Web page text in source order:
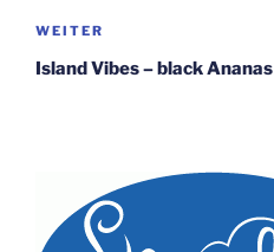
Nächster
Beitrag
WEITER
Island Vibes – black Ananas